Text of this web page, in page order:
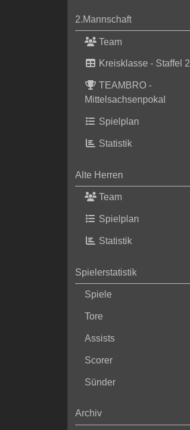
2.Mannschaft
Team
Kreisklasse - Staffel 2
TEAMBRO -
Mittelsachsenpokal
Spielplan
Statistik
Alte Herren
Team
Spielplan
Statistik
Spielerstatistik
Spiele
Tore
Assists
Scorer
Sünder
Archiv